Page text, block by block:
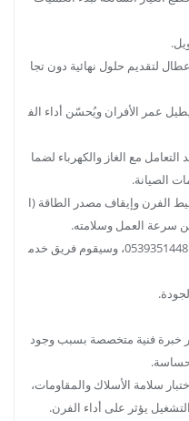
لتقديم حلول نهائية دون تجا
عمر الأفران ويُحسّن أداء الف
مع الغاز والكهرباء لضما
الصيانة.
الفرن وإيقاف مصدر الطاقة (ا
سرعة العمل وسلامته.
للحجز، اطلب فني افران بالخبر الآن عبر 0539351448، وسيقوم فريق خدم
خبرة فنية متخصصة بسبب وجود
حساسة.
سلامة الأسلاك والمقاومات،
يؤثر على أداء الفرن.